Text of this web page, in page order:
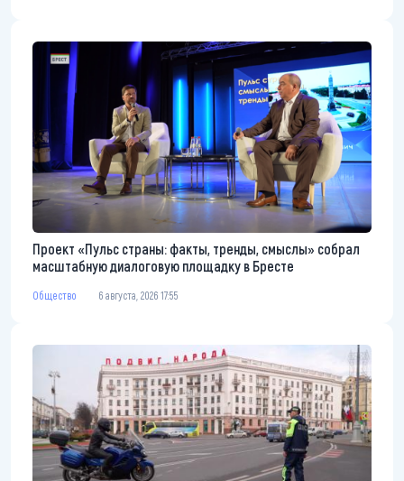
Проект «Пульс страны: факты, тренды, смыслы» собрал
масштабную диалоговую площадку в Бресте
Общество 6 августа, 2026 17:55